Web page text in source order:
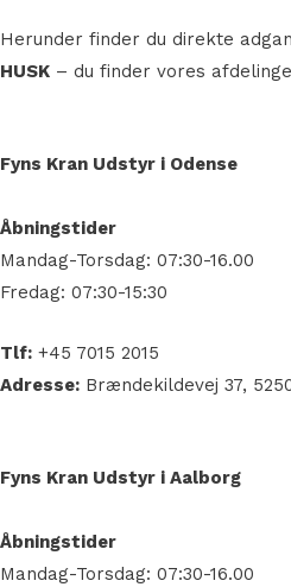
Herunder finder du direkte
HUSK – du finder vores
Fyns Kran Udstyr i Odense
Åbningstider
Mandag-Torsdag: 07:30-16.00
Fredag: 07:30-15:30
Tlf: +45 7015 2015
Adresse: Brændekildevej 37,
Fyns Kran Udstyr i Aalborg
Åbningstider
Mandag-Torsdag: 07:30-16.00